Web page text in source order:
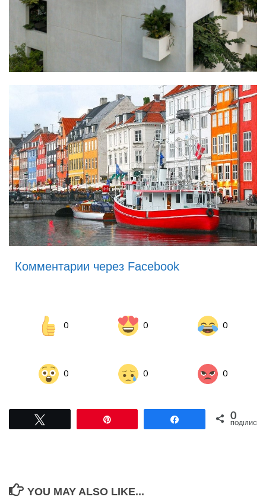
Комментарии через Facebook
0 0 0
0 0 0
Поділитися0
ПОДІЛИСЬ
YOU MAY ALSO LIKE...